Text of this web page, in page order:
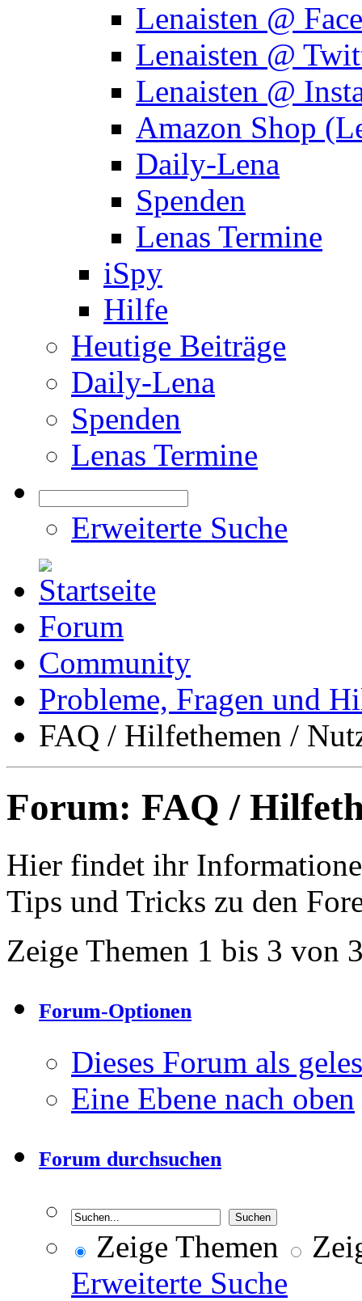
Lenaisten @
Lenaisten @
Lenaisten @
Amazon Shop
Daily-Lena
Spenden
Lenas Termine
iSpy
Hilfe
Heutige Beiträge
Daily-Lena
Spenden
Lenas Termine
Erweiterte Suche
Forum
Community
Probleme, Fragen und
FAQ / Hilfethemen /
Forum: FAQ /
Hier findet ihr
Tips und Tricks zu den
Zeige Themen 1 bis 3 von
Forum-Optionen
Dieses Forum als
Eine Ebene nach oben
Forum durchsuchen
Zeige Themen
Erweiterte Suche